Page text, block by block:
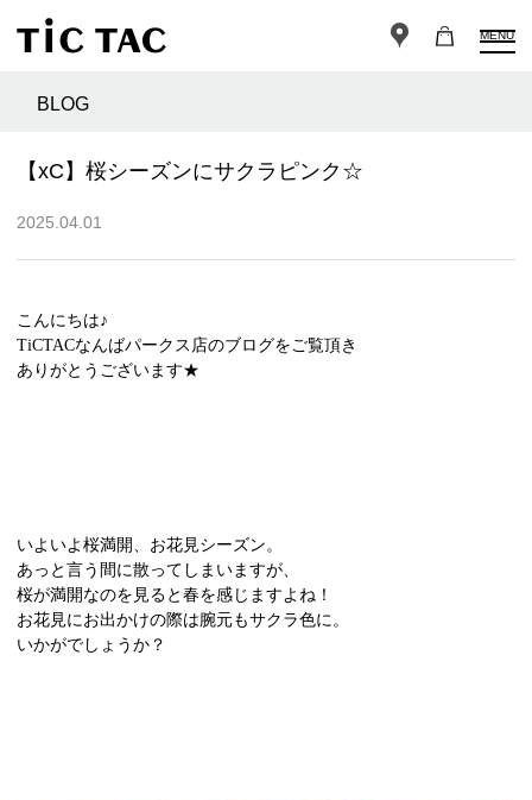
MENU
BLOG
【xC】桜シーズンにサクラピンク☆
2025.04.01
こんにちは♪
TiCTACなんばパークス店のブログをご覧頂き
ありがとうございます★
いよいよ桜満開、お花見シーズン。
あっと言う間に散ってしまいますが、
桜が満開なのを見ると春を感じますよね！
お花見にお出かけの際は腕元もサクラ色に。
いかがでしょうか？